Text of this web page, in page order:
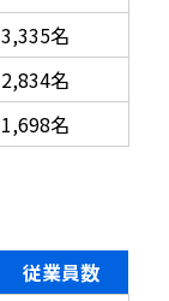
3,335名
2,834名
1,698名
従業員数